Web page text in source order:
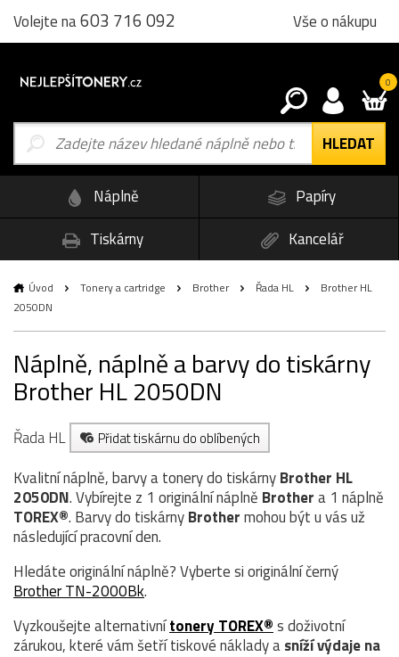
Volejte na603 716 092 Vše o nákupu
0
Náplně
Papíry
Tiskárny
Kancelář
Úvod Tonery a cartridge Brother Řada HL
Brother HL
2050DN
Náplně, náplně a barvy do tiskárny
Brother HL 2050DN
Řada HL Přidat tiskárnu do oblíbených
Kvalitní náplně, barvy a tonery do tiskárnyBrother HL
2050DN. Vybírejte z 1 originální náplně Brothera 1 náplně
TOREX®. Barvy do tiskárnyBrothermohou být u vás už
následující pracovní den.
Hledáte originální náplně? Vyberte si originální černý
Brother TN-2000Bk.
Vyzkoušejte alternativnítonery TOREX®s doživotní
zárukou, které vám šetří tiskové náklady asníží výdaje na